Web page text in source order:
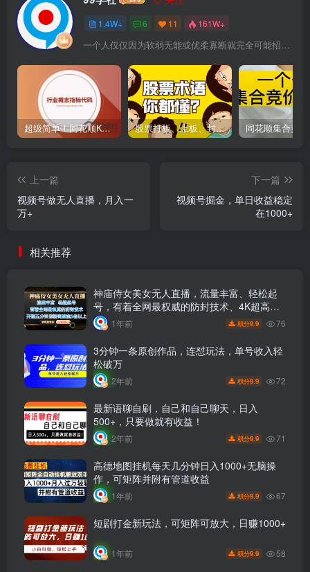
1.4W+ 6 11 161W+
一个人仅仅因为软弱无能或优柔寡断就完全可能招致痛苦
超级简单！同花顺K线界面显示行业概念指标代码图解 股票打板、上板、封板、翘板、炸板是什么意思？炒股你必须懂的暗语！
上一篇
视频号做无人直播，月入一
万+
下一篇
视频号掘金，单日收益稳定
在1000+
相关推荐
神庙侍女美女无人直播，流量丰富、轻松起
号，有着全网最权威的防封技术、4K超高清
素材画质，开播五分钟直播间进流5倍以上，
单场撸音浪2000+
1年前 积分9.9 76
3分钟一条原创作品，连怼玩法，单号收入轻
松破万
2年前 积分9.9 72
最新语聊自刷，自己和自己聊天，日入
500+，只要做就有收益！
2年前 积分9.9 71
高德地图挂机每天几分钟日入1000+无脑操
作，可矩阵并附有管道收益
1年前 积分9.9 67
短剧打金新玩法，可矩阵可放大，日赚1000+
1年前 积分9.9 58